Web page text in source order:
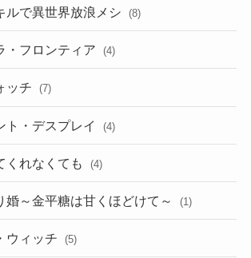
ルで異世界放浪メシ (8)
・フロンティア (4)
ッチ (7)
ト・デスプレイ (4)
くれなくても (4)
婚～金平糖は甘くほどけて～ (1)
ウィッチ (5)